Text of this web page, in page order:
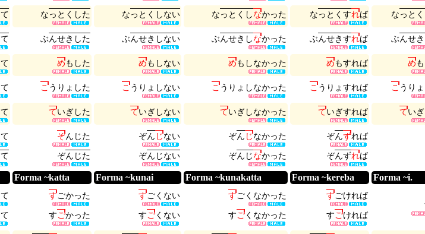
て なっ と く した なっ と く しない なっ と く しなかった なっ と く すれば なっ と く
て ぶんせき した ぶんせき しない ぶんせき しなかった ぶんせきすれば ぶんせき
て めも した めも しない めも しなかった めもすれば めも
て こう り ょ した こう り ょ しない こう り ょ しなかった こう り ょすれば こう り ょ
て ていぎした ていぎしない ていぎしなかった ていぎすれば ていぎ
て
て
ぞん じた
ぞん じた
ぞん じない
ぞん じない
ぞん じなかった
ぞん じなかった
ぞんずれば
ぞんずれば
Forma ~katta Forma ~kunai Forma ~kunakatta Forma ~kereba Forma ~i.
て
て
すごかった
すごかった
すごく ない
すごく ない
すごく なかった
すごく なかった
すごければ
すごければ